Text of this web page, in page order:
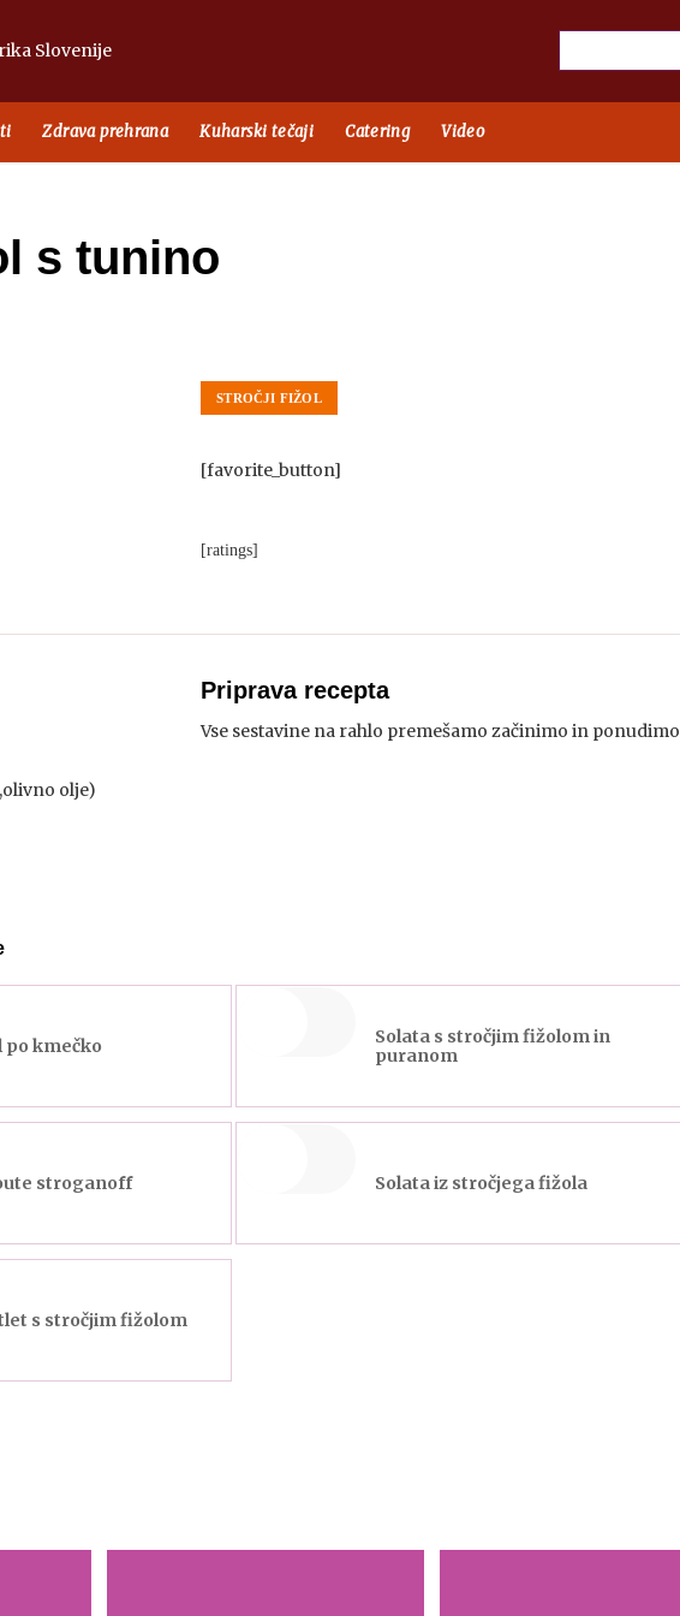
Zdrava prehrana Kuharski tečaji Catering Video
s tunino
STROČJI FIŽOL
[favorite_button]
[ratings]
olje)
Priprava recepta
Vse sestavine na rahlo premešamo začinimo in ponudimo
po kmečko
Solata s stročjim fižolom in
puranom
stroganoff Solata iz stročjega fižola
s stročjim fižolom